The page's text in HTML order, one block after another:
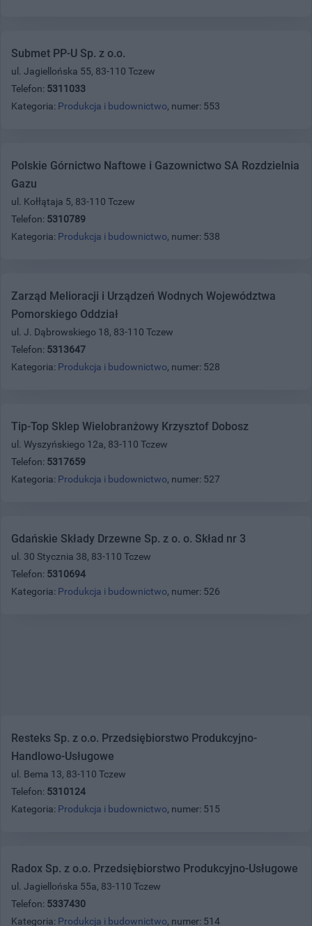
Submet PP-U Sp. z o.o.
ul. Jagiellońska 55, 83-110 Tczew
Telefon: 5311033
Kategoria: Produkcja i budownictwo, numer: 553
Polskie Górnictwo Naftowe i Gazownictwo SA Rozdzielnia
Gazu
ul. Kołłątaja 5, 83-110 Tczew
Telefon: 5310789
Kategoria: Produkcja i budownictwo, numer: 538
Zarząd Melioracji i Urządzeń Wodnych Województwa
Pomorskiego Oddział
ul. J. Dąbrowskiego 18, 83-110 Tczew
Telefon: 5313647
Kategoria: Produkcja i budownictwo, numer: 528
Tip-Top Sklep Wielobranżowy Krzysztof Dobosz
ul. Wyszyńskiego 12a, 83-110 Tczew
Telefon: 5317659
Kategoria: Produkcja i budownictwo, numer: 527
Gdańskie Składy Drzewne Sp. z o. o. Skład nr 3
ul. 30 Stycznia 38, 83-110 Tczew
Telefon: 5310694
Kategoria: Produkcja i budownictwo, numer: 526
Resteks Sp. z o.o. Przedsiębiorstwo Produkcyjno-
Handlowo-Usługowe
ul. Bema 13, 83-110 Tczew
Telefon: 5310124
Kategoria: Produkcja i budownictwo, numer: 515
Radox Sp. z o.o. Przedsiębiorstwo Produkcyjno-Usługowe
ul. Jagiellońska 55a, 83-110 Tczew
Telefon: 5337430
Kategoria: Produkcja i budownictwo, numer: 514